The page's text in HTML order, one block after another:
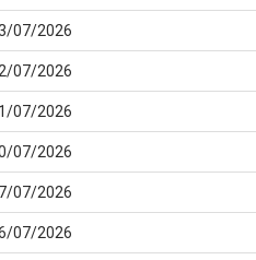
07/2026
07/2026
07/2026
07/2026
07/2026
07/2026